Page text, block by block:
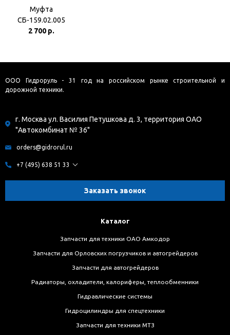
Муфта
СБ-159.02.005
(фланец кардана)
2 700 р.
ООО Гидроруль - 31 год на российском рынке строительной и
дорожной техники.
г. Москва ул. Василия Петушкова д. 3, территория ОАО
"Автокомбинат № 36"
orders@gidrorul.ru
+7 (495) 638 51 33
Заказать звонок
Каталог
Запчасти для техники ОАО Амкодор
Запчасти для Орловских погрузчиков и автогрейдеров
Запчасти для автогрейдеров
Радиаторы, охладители, калориферы, теплообменники
Гидравлические системы
Гидроцилиндры для спецтехники
Запчасти для техники МТЗ